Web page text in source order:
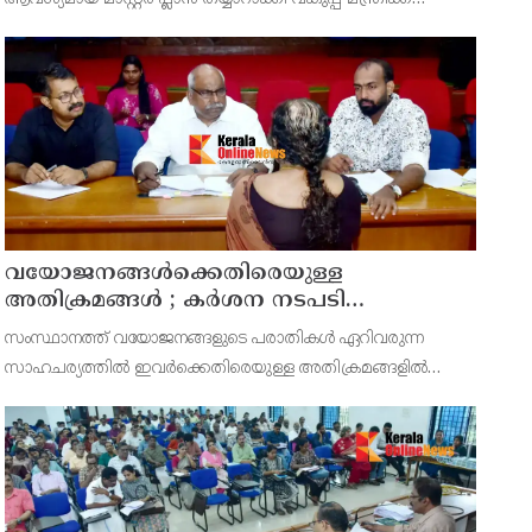
അറിയിച്ചു. ഡിപ്പോയ്ക്ക് നാല് ഏക്കറിൽ അധികം വരുന്ന
സ്ഥലമുണ്ട്
വയോജനങ്ങൾക്കെതിരെയുള്ള
അതിക്രമങ്ങൾ ; കർശന നടപടി
സ്വീകരിക്കുമെന്ന് കമ്മീഷൻ
സംസ്ഥാനത്ത് വയോജനങ്ങളുടെ പരാതികൾ ഏറിവരുന്ന
സാഹചര്യത്തിൽ ഇവർക്കെതിരെയുള്ള അതിക്രമങ്ങളിൽ
ചെയർമാൻ അഡ്വ. കെ. സോമപ്രസാദ്.